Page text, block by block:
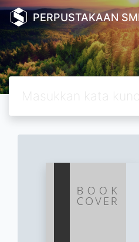
PERPUSTAKAAN